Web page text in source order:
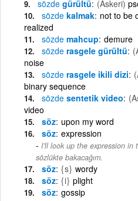
sözde gürültü (Askeri)
sözde kalmak not to be
realized
sözde mahcup demure
sözde rasgele gürültü
noise
sözde rasgele ikili dizi
binary sequence
sözde sentetik video
video
söz upon my word
söz expression
I'll look up the expression in
sözlükte bakacağım.
söz {s} wordy
söz {i} plight
söz gossip